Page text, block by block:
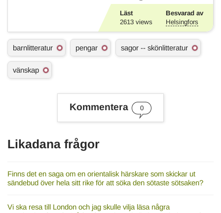
Läst
2613 views
Besvarad av
Helsingfors
Ä
m
n
s
barnlitteratur pengar sagor -- skönlitteratur
vänskap
Kommentera 0
Likadana frågor
Finns det en saga om en orientalisk härskare som skickar ut
sändebud över hela sitt rike för att söka den sötaste sötsaken?
Vi ska resa till London och jag skulle vilja läsa några